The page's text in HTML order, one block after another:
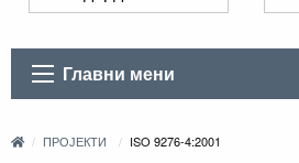
Главни мени
ПРОЈЕКТИ ISO 9276-4:2001